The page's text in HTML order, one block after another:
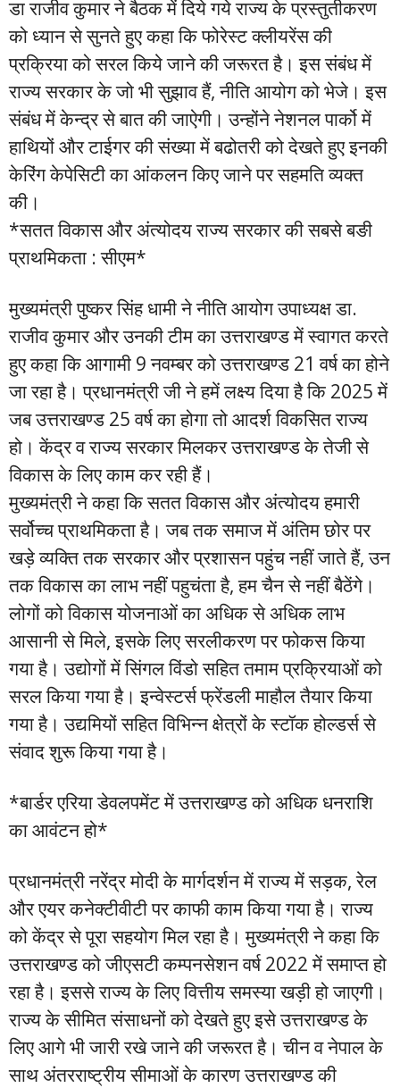
डा राजीव कुमार ने बैठक में दिये गये राज्य के प्रस्तुतीकरण
को ध्यान से सुनते हुए कहा कि फोरेस्ट क्लीयरेंस की
प्रक्रिया को सरल किये जाने की जरूरत है। इस संबंध में
राज्य सरकार के जो भी सुझाव हैं, नीति आयोग को भेजे। इस
संबंध में केन्द्र से बात की जाऐगी। उन्होंने नेशनल पार्को में
हाथियों और टाईगर की संख्या में बढोतरी को देखते हुए इनकी
केरिंग केपेसिटी का आंकलन किए जाने पर सहमति व्यक्त
की।
*सतत विकास और अंत्योदय राज्य सरकार की सबसे बङी
प्राथमिकता : सीएम*
मुख्यमंत्री पुष्कर सिंह धामी ने नीति आयोग उपाध्यक्ष डा.
राजीव कुमार और उनकी टीम का उत्तराखण्ड में स्वागत करते
हुए कहा कि आगामी 9 नवम्बर को उत्तराखण्ड 21 वर्ष का होने
जा रहा है। प्रधानमंत्री जी ने हमें लक्ष्य दिया है कि 2025 में
जब उत्तराखण्ड 25 वर्ष का होगा तो आदर्श विकसित राज्य
हो। केंद्र व राज्य सरकार मिलकर उत्तराखण्ड के तेजी से
विकास के लिए काम कर रही हैं।
मुख्यमंत्री ने कहा कि सतत विकास और अंत्योदय हमारी
सर्वोच्च प्राथमिकता है। जब तक समाज में अंतिम छोर पर
खड़े व्यक्ति तक सरकार और प्रशासन पहुंच नहीं जाते हैं, उन
तक विकास का लाभ नहीं पहुचंता है, हम चैन से नहीं बैठेंगे।
लोगों को विकास योजनाओं का अधिक से अधिक लाभ
आसानी से मिले, इसके लिए सरलीकरण पर फोकस किया
गया है। उद्योगों में सिंगल विंडो सहित तमाम प्रक्रियाओं को
सरल किया गया है। इन्वेस्टर्स फ्रेंडली माहौल तैयार किया
गया है। उद्यमियों सहित विभिन्न क्षेत्रों के स्टॉक होल्डर्स से
संवाद शुरू किया गया है।
*बार्डर एरिया डेवलपमेंट में उत्तराखण्ड को अधिक धनराशि
का आवंटन हो*
प्रधानमंत्री नरेंद्र मोदी के मार्गदर्शन में राज्य में सड़क, रेल
और एयर कनेक्टीवीटी पर काफी काम किया गया है। राज्य
को केंद्र से पूरा सहयोग मिल रहा है। मुख्यमंत्री ने कहा कि
उत्तराखण्ड को जीएसटी कम्पनसेशन वर्ष 2022 में समाप्त हो
रहा है। इससे राज्य के लिए वित्तीय समस्या खड़ी हो जाएगी।
राज्य के सीमित संसाधनों को देखते हुए इसे उत्तराखण्ड के
लिए आगे भी जारी रखे जाने की जरूरत है। चीन व नेपाल के
साथ अंतरराष्ट्रीय सीमाओं के कारण उत्तराखण्ड की